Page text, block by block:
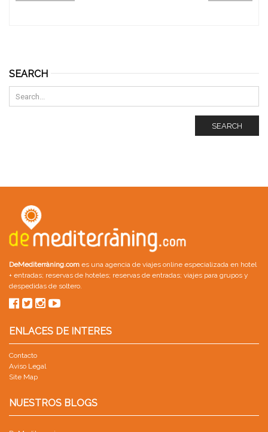
SEARCH
SEARCH
DeMediterràning.com es una agencia de viajes online especializada en hotel
+ entradas; reservas de hoteles; reservas de entradas; viajes para grupos y
despedidas de soltero
ENLACES DE INTERES
Contacto
Aviso Legal
Site Map
NUESTROS BLOGS